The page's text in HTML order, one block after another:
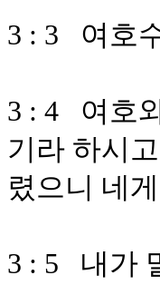
3 : 3 여호
3 : 4 여호
기라 하시
렸으니 네
3 : 5 내가